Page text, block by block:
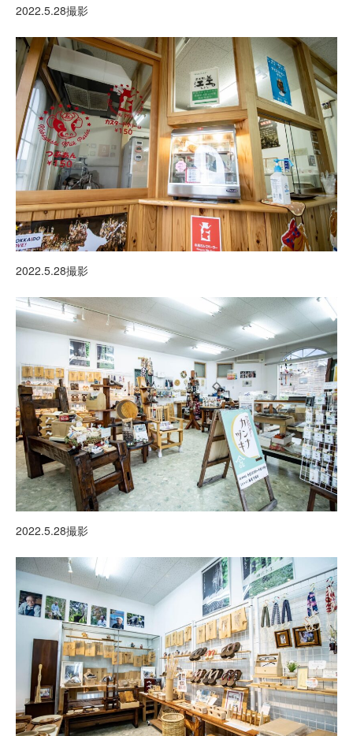
2022.5.28撮影
2022.5.28撮影
2022.5.28撮影